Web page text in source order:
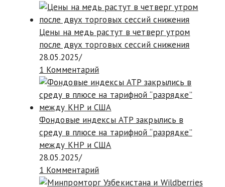
Цены на медь растут в четверг утром
после двух торговых сессий снижения
28.05.2025/
1 Комментарий
Фондовые индексы АТР закрылись в
среду в плюсе на тарифной “разрядке”
между КНР и США
28.05.2025/
1 Комментарий